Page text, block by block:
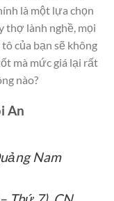
là một lựa chọn
thợ lành nghề, mọi
của bạn sẽ không
mà mức giá lại rất
nào?
An
Nam